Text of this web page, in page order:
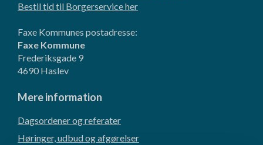
Bestil tid til Borgerservice her
Faxe Kommunes postadresse:
Faxe Kommune
Frederiksgade 9
4690 Haslev
Mere information
Dagsordener og referater
Høringer, udbud og afgørelser